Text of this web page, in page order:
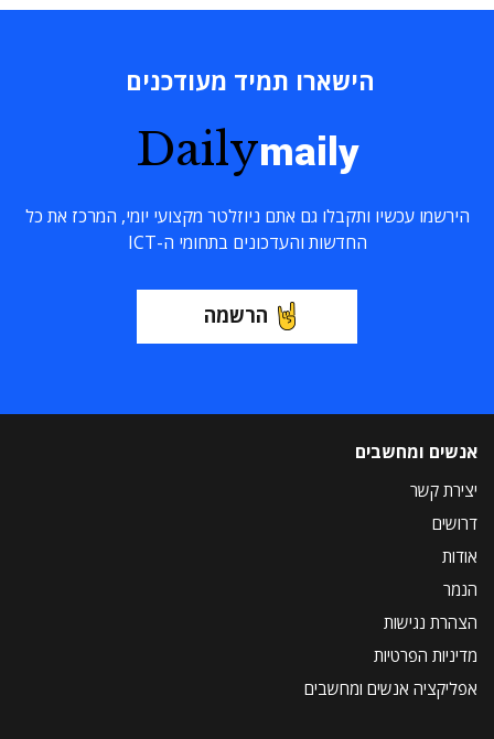
הישארו תמיד מעודכנים
Dailymaily
הירשמו עכשיו ותקבלו גם אתם ניוזלטר מקצועי יומי, המרכז את כל
החדשות והעדכונים בתחומי ה-ICT
הרשמה
אנשים ומחשבים
יצירת קשר
דרושים
אודות
הנמר
הצהרת נגישות
מדיניות הפרטיות
אפליקציה אנשים ומחשבים